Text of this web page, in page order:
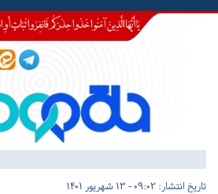
تاریخ انتشار: 09:02 - 13 شهریور 1401